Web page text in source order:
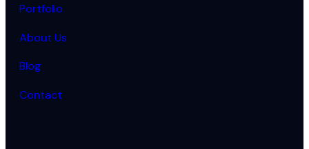
Portfolio
About Us
Blog
Contact